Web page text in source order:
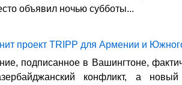
объявил ночью субботы...
проект TRIPP для Армении и
подписанное в Вашингтоне,
конфликт, а